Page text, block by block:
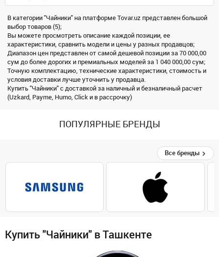
В категории "Чайники" на платформе Tovar.uz представлен большой
выбор товаров (5);
Вы можете просмотреть описание каждой позиции, ее
характеристики, сравнить модели и цены у разных продавцов;
Диапазон цен представлен от самой дешевой позиции за 70 000,00
сум до более дорогих и премиальных моделей за 1 040 000,00 сум;
Точную комплектацию, технические характеристики, стоимость и
условия доставки лучше уточнить у продавца.
Купить "Чайники" с доставкой за наличный и безналичный расчет
(Uzkard, Payme, Humo, Click и в рассрочку)
ПОПУЛЯРНЫЕ БРЕНДЫ
Все бренды
Купить "Чайники" в Ташкенте